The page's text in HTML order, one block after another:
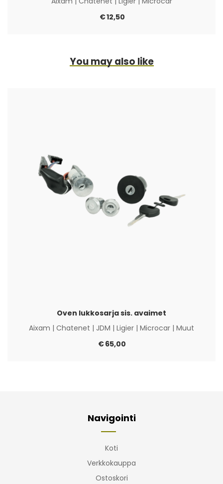
€12,50
You may also like
Oven lukkosarja sis. avaimet
Aixam | Chatenet | JDM | Ligier | Microcar | Muut
€65,00
Navigointi
Koti
Verkkokauppa
Ostoskori